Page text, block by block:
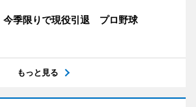
今季限りで現役引退 プロ野球
もっと見る